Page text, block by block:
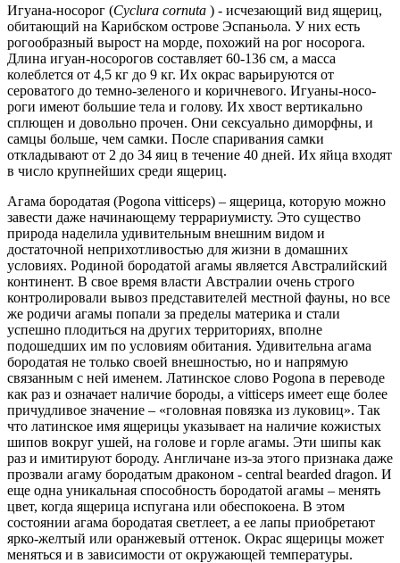
Игу­а­на-но­со­рог (Cyclura cornuta ) - исчезающий вид ящериц,
обитающий на Карибском острове Эспаньола. У них есть
рогообразный вырост на морде, похожий на рог носорога.
Длина игуан-носорогов составляет 60-136 см, а масса
колеблется от 4,5 кг до 9 кг. Их окрас варьируются от
сероватого до темно-зеленого и коричневого. Игу­а­ны-но­со­
роги имеют большие тела и голову. Их хвост вертикально
сплющен и довольно прочен. Они сексуально диморфны, и
самцы больше, чем самки. После спаривания самки
откладывают от 2 до 34 яиц в течение 40 дней. Их яйца входят
в число крупнейших среди ящериц.
Агама бородатая (Pogona vitticeps) – ящерица, которую можно
завести даже начинающему террариумисту. Это существо
природа наделила удивительным внешним видом и
достаточной неприхотливостью для жизни в домашних
условиях. Родиной бородатой агамы является Австралийский
континент. В свое время власти Австралии очень строго
контролировали вывоз представителей местной фауны, но все
же родичи агамы попали за пределы материка и стали
успешно плодиться на других территориях, вполне
подошедших им по условиям обитания. Удивительна агама
бородатая не только своей внешностью, но и напрямую
связанным с ней именем. Латинское слово Pogona в переводе
как раз и означает наличие бороды, а vitticeps имеет еще более
причудливое значение – «головная повязка из луковиц». Так
что латинское имя ящерицы указывает на наличие кожистых
шипов вокруг ушей, на голове и горле агамы. Эти шипы как
раз и имитируют бороду. Англичане из-за этого признака даже
прозвали агаму бородатым драконом - central bearded dragon. И
еще одна уникальная способность бородатой агамы – менять
цвет, когда ящерица испугана или обеспокоена. В этом
состоянии агама бородатая светлеет, а ее лапы приобретают
ярко-желтый или оранжевый оттенок. Окрас ящерицы может
меняться и в зависимости от окружающей температуры.